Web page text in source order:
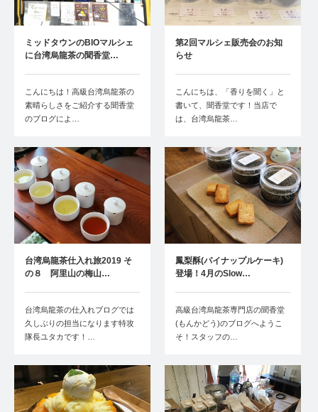
ミッドタウンのBIOマルシェ
に台湾烏龍茶の聞香堂…
こんにちは！高級台湾烏龍茶の
素晴らしさをご紹介する聞香堂
のブログによ…
第2回マルシェ販売会のお知
らせ
こんにちは、「香りを聞く」と
書いて、聞香堂です！当店で
は、台湾烏龍茶…
台湾烏龍茶仕入れ旅2019 そ
の８ 阿里山の梅山…
台湾烏龍茶の仕入れブログでは
久しぶりの担当になります特攻
隊長ユタカです！…
鳳梨酥(パイナップルケーキ)
登場！4月のSlow…
高級台湾烏龍茶専門店の聞香堂
(もんかどう)のブログへようこ
そ！スタッフの…